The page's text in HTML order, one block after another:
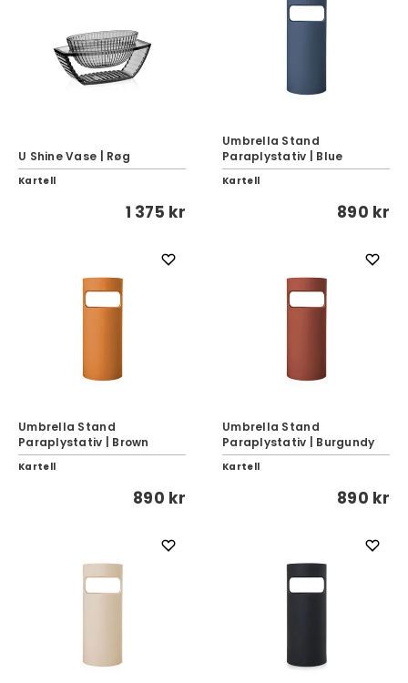
U Shine Vase | Røg
Kartell
1 375 kr
Umbrella Stand
Paraplystativ | Blue
Kartell
890 kr
Umbrella Stand
Paraplystativ | Brown
Kartell
890 kr
Umbrella Stand
Paraplystativ | Burgundy
Kartell
890 kr